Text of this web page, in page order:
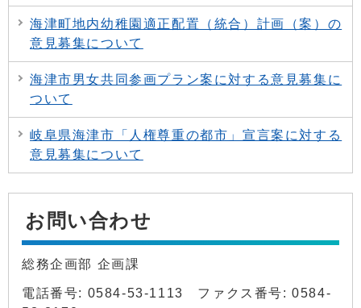
海津町地内幼稚園適正配置（統合）計画（案）の
意見募集について
海津市男女共同参画プラン案に対する意見募集に
ついて
岐阜県海津市「人権尊重の都市」宣言案に対する
意見募集について
お問い合わせ
総務企画部 企画課
電話番号: 0584-53-1113 ファクス番号: 0584-